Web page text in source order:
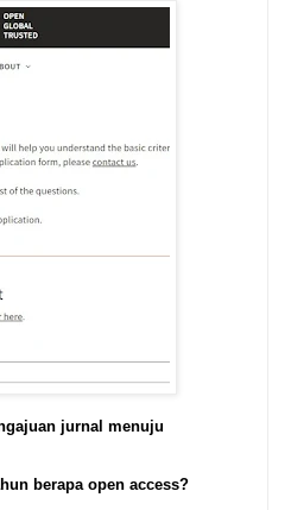
jurnal menuju
berapa open access?